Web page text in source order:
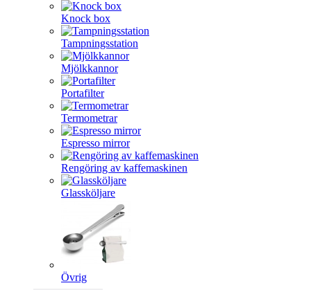
Knock box
Tampningsstation
Mjölkkannor
Portafilter
Termometrar
Espresso mirror
Rengöring av kaffemaskinen
Glassköljare
Övrig